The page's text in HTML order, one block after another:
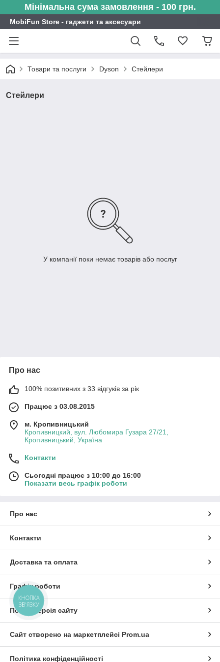
Мінімальна сума замовлення - 100 грн.
MobiFun Store - гаджети та аксесуари
Товари та послуги Dyson Стейлери
Стейлери
У компанії поки немає товарів або послуг
Про нас
100% позитивних з 33 відгуків за рік
Працює з 03.08.2015
м. Кропивницький
Кропивницкий, вул. Любомира Гузара 27/21,
Кропивницький, Україна
Контакти
Сьогодні працює з 10:00 до 16:00
Показати весь графік роботи
Про нас
Контакти
Доставка та оплата
Графік роботи
Повна версія сайту
Сайт створено на маркетплейсі Prom.ua
Політика конфіденційності
КНОПКА
ЗВ'ЯЗКУ